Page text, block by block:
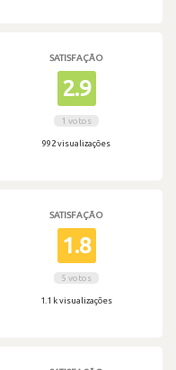
SATISFAÇÃO
2.9
1 votos
992 visualizações
SATISFAÇÃO
1.8
5 votos
1.1 k visualizações